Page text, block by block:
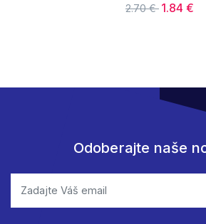
2.70 € 1.84 €
Odoberajte naše